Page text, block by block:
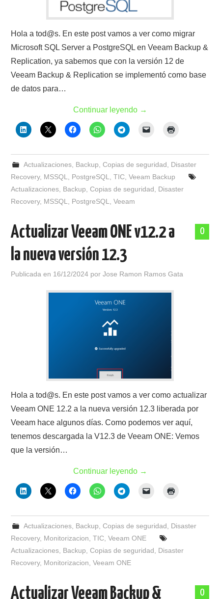
Hola a tod@s. En este post vamos a ver como migrar
Microsoft SQL Server a PostgreSQL en Veeam Backup &
Replication, ya sabemos que con la versión 12 de
Veeam Backup & Replication se implementó como base
de datos para…
Continuar leyendo →
Actualizaciones, Backup Copias de seguridad
Disaster
Recovery, MSSQL PostgreSQL ,TIC ,Veeam Backup
Actualizaciones Backup ,Copias de seguridad
Disaster
Recovery, MSSQL PostgreSQL ,Veeam
0
Actualizar Veeam ONE v12.2 a
la nueva versión 12.3
Publicada en 16/12/2024 porJose Ramon Ramos Gata
Hola a tod@s. En este post vamos a ver como actualizar
Veeam ONE 12.2 a la nueva versión 12.3 liberada por
Veeam hace algunos días. Como podemos ver aquí,
tenemos descargada la V12.3 de Veeam ONE: Vemos
que la versión…
Continuar leyendo →
Actualizaciones, Backup Copias de seguridad
Disaster
Recovery, Monitorizacion ,TIC ,Veeam ONE
Actualizaciones Backup ,Copias de seguridad
Disaster
Recovery, Monitorizacion ,Veeam ONE
0
Actualizar Veeam Backup &